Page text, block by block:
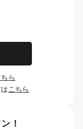
ちら
こちら
！